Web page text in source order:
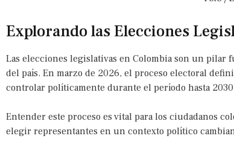
Explorando las Elecciones
Las elecciones legislativas en Colombia son un
del país. En marzo de 2026, el proceso electoral
controlar políticamente durante el período hasta
Entender este proceso es vital para los ciudadanos
elegir representantes en un contexto político